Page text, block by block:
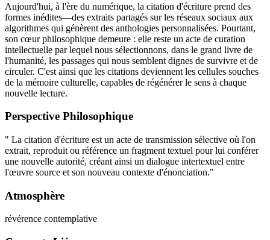
Aujourd'hui, à l'ère du numérique, la citation d'écriture prend des
formes inédites—des extraits partagés sur les réseaux sociaux aux
algorithmes qui génèrent des anthologies personnalisées. Pourtant,
son cœur philosophique demeure : elle reste un acte de curation
intellectuelle par lequel nous sélectionnons, dans le grand livre de
l'humanité, les passages qui nous semblent dignes de survivre et de
circuler. C'est ainsi que les citations deviennent les cellules souches
de la mémoire culturelle, capables de régénérer le sens à chaque
nouvelle lecture.
Perspective Philosophique
" La citation d'écriture est un acte de transmission sélective où l'on
extrait, reproduit ou référence un fragment textuel pour lui conférer
une nouvelle autorité, créant ainsi un dialogue intertextuel entre
l'œuvre source et son nouveau contexte d'énonciation."
Atmosphère
révérence contemplative